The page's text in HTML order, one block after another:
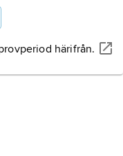
härifrån.